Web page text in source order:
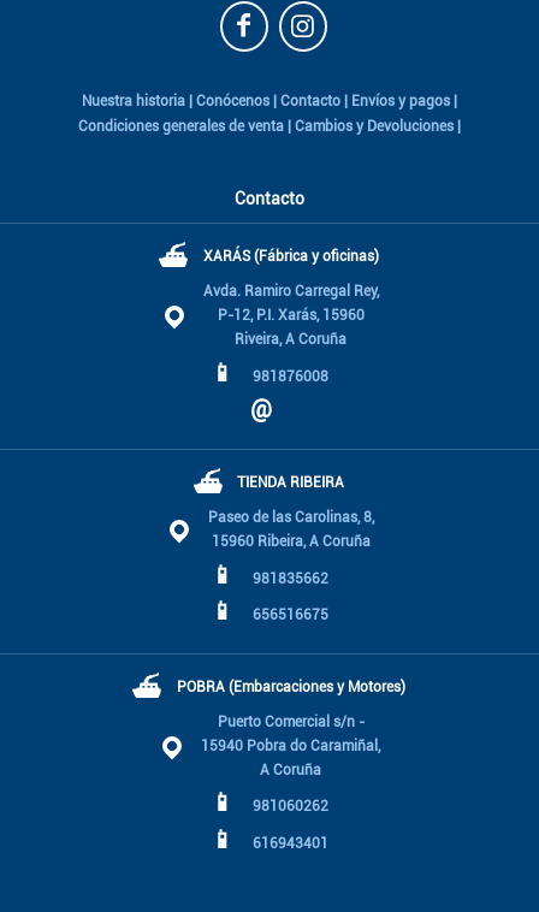
Nuestra historia Conócenos Contacto Envíos y pagos
Condiciones generales de venta
Cambios y Devoluciones
Contacto
⛴ XARÁS (Fábrica y oficinas)
Avda. Ramiro Carregal Rey,
P-12, P.I. Xarás, 15960
Riveira, A Coruña
📱 981876008
@
⛴ TIENDA RIBEIRA
Paseo de las Carolinas, 8,
15960 Ribeira, A Coruña
📱 981835662
📱 656516675
⛴ POBRA (Embarcaciones y Motores)
Puerto Comercial s/n -
15940 Pobra do Caramiñal,
A Coruña
📱 981060262
📱 616943401